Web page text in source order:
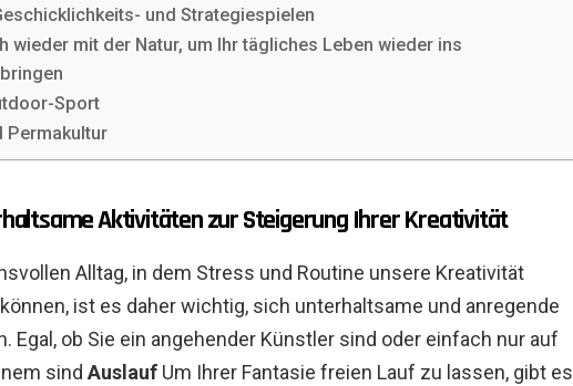
und Strategiespielen
wieder mit der Natur, um Ihr tägliches Leben wieder ins
Sport
Permakultur
Aktivitäten zur Steigerung Ihrer Kreativität
Alltag, in dem Stress und Routine unsere Kreativität
ist es daher wichtig, sich unterhaltsame und anregende
Egal, ob Sie ein angehender Künstler sind oder einfach nur auf
sind Auslauf Um Ihrer Fantasie freien Lauf zu lassen, gibt es